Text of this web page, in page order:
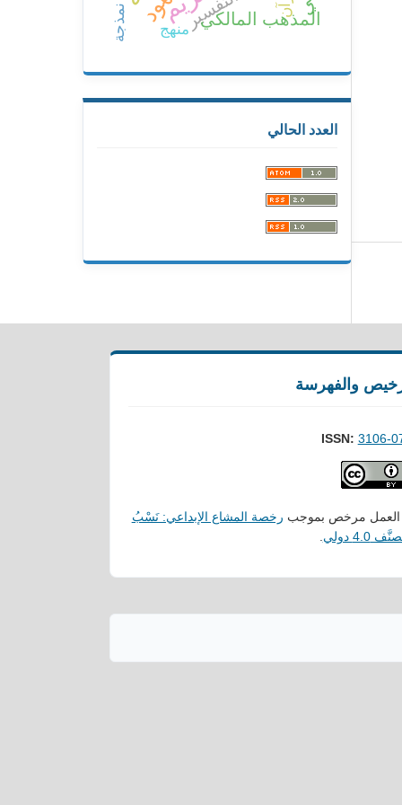
المذهب المالكي منهج نمذجة
العدد الحالي
والفهرسة
ISSN: 3106-
العمل مرخص بموجب رخصة المشاع الإبداعي: نَسْبُ
4.0 دولي
.